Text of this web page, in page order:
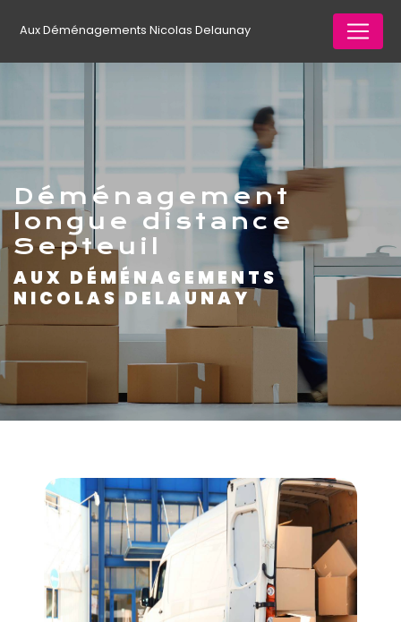
Aux Déménagements Nicolas Delaunay
déménagement
longue distance
Septeuil
AUX DÉMÉNAGEMENTS
NICOLAS DELAUNAY